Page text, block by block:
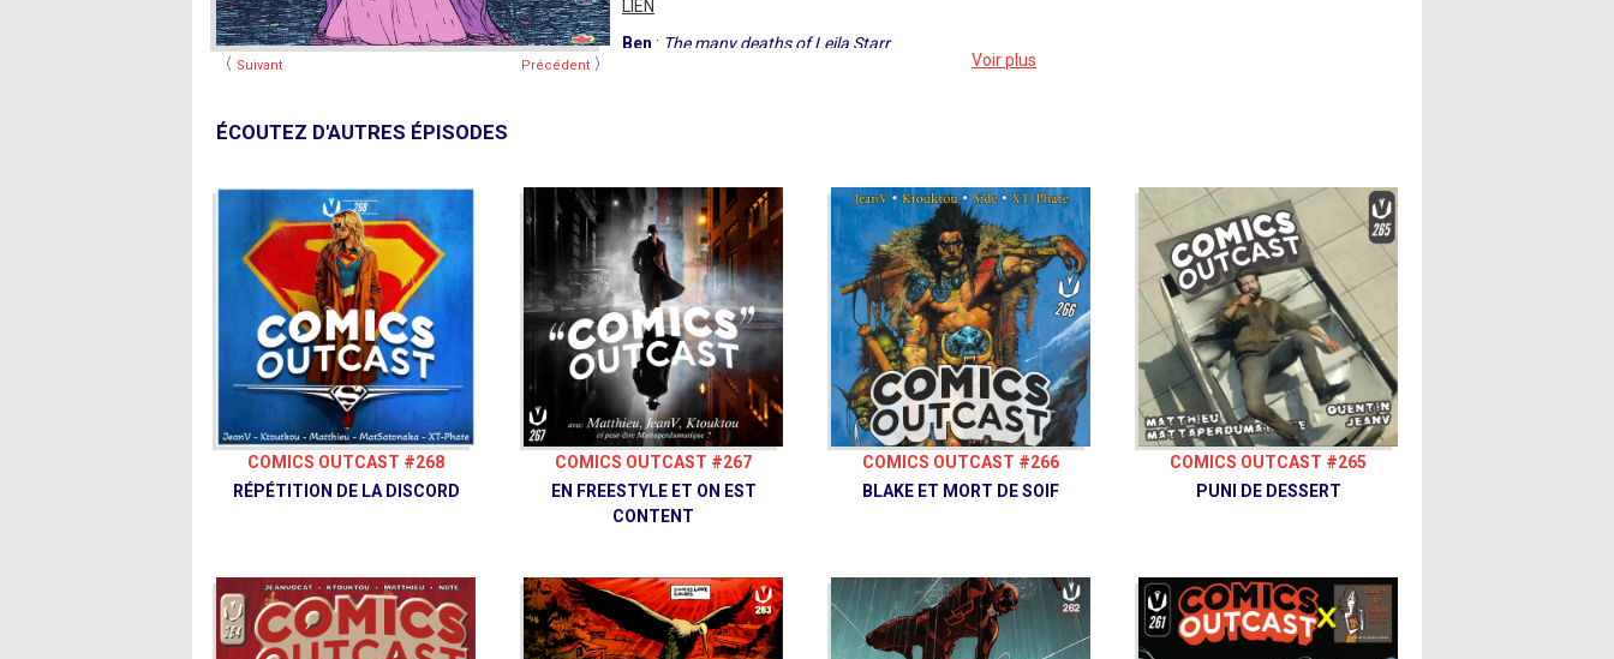
〈 Suivant Précédent〉
LIEN
Ben : The many deaths of Leila Starr
: Filipe Andrade
Label 619, 12 février 2021
LIEN
DOSSIER:Loki : Journey into mystery
Auteur: Kieron Gillen
/Illu. : Doug Braithwaite, Richard Elson /Coul.:
Marvel Comics, 2011 / Panini Comics, 2011
patreon.com/vaisseauhypersensas
Découvrez également notre sitevaisseauhypersensas.fr
Rejoignez nous sur Discord! https://discord.gg/uGxNp6n
Suivez-nous !
Ketrus@K3trus
Adrien@AdrienLarouzee
Bluesky@Comicsoutcast
InstagramComics Outcast
Voir plus
ÉCOUTEZ D'AUTRES ÉPISODES
COMICS OUTCAST #268
RÉPÉTITION DE LA DISCORD
COMICS OUTCAST #267
EN FREESTYLE ET ON EST
CONTENT
COMICS OUTCAST #266
BLAKE ET MORT DE SOIF
COMICS OUTCAST #265
PUNI DE DESSERT